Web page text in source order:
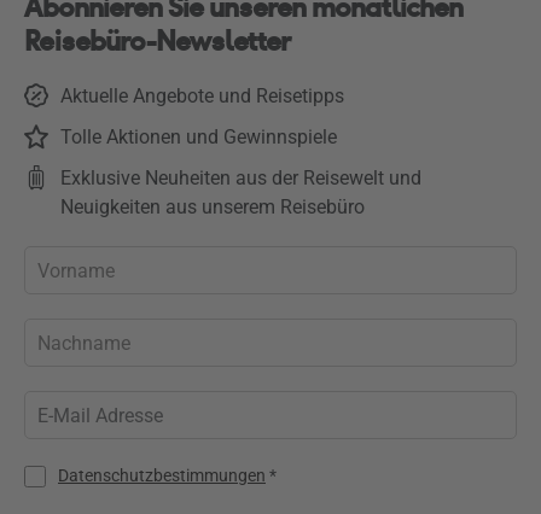
Abonnieren Sie unseren monatlichen
Reisebüro-Newsletter
Aktuelle Angebote und Reisetipps
Tolle Aktionen und Gewinnspiele
Exklusive Neuheiten aus der Reisewelt und
Neuigkeiten aus unserem Reisebüro
Datenschutzbestimmungen *